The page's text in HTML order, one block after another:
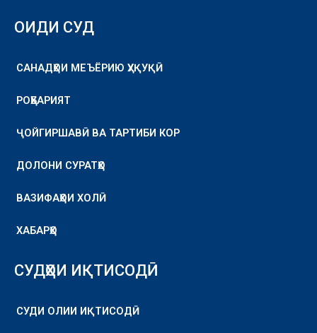
ОИДИ СУД
САНАДҲОИ МЕЪЁРИЮ ҲУҚУҚӢ
РОҲБАРИЯТ
ҶОЙГИРШАВӢ ВА ТАРТИБИ КОР
ДОЛОНИ СУРАТҲО
ВАЗИФАҲОИ ХОЛӢ
ХАБАРҲО
СУДҲОИ ИҚТИСОДӢ
СУДИ ОЛИИ ИҚТИСОДӢ